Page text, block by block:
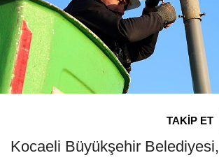
TAKİP ET
Kocaeli Büyükşehir Belediyesi,